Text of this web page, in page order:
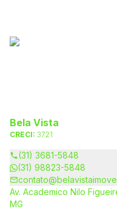
Bela Vista
CRECI: 3721
(31) 3681-5848
(31) 98823-5848
Av. Academico Nilo
MG